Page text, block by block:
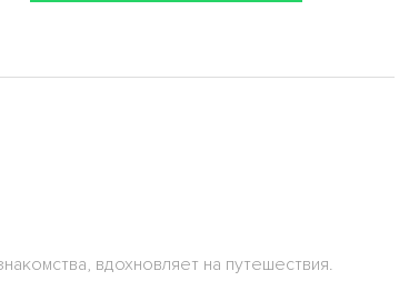
вдохновляет на путешествия.